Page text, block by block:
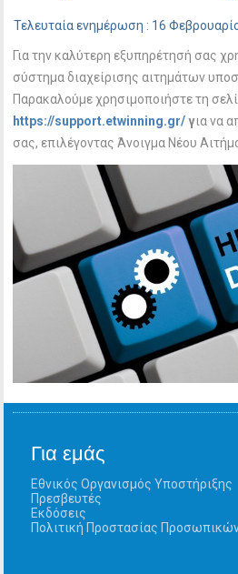
Τελευταία ενημέρωση : 16
Για την καλύτερη εξυπηρέτησή σας
σύστημα διαχείρισης αιτημάτων
Παρακαλούμε χρησιμοποιήστε τη
https://support.etwinning.gr/για να
σας, επιλέγοντας Άνοιγμα Νέου
Για εμάς
Εθνικός Οργανισμός Υποστήριξης
Πρεσβευτές
Εκδόσεις
Πολιτική Προστασίας